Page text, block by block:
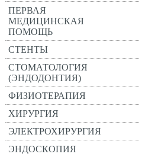
ПЕРВАЯ
МЕДИЦИНСКАЯ
ПОМОЩЬ
СТЕНТЫ
СТОМАТОЛОГИЯ
(ЭНДОДОНТИЯ)
ФИЗИОТЕРАПИЯ
ХИРУРГИЯ
ЭЛЕКТРОХИРУРГИЯ
ЭНДОСКОПИЯ